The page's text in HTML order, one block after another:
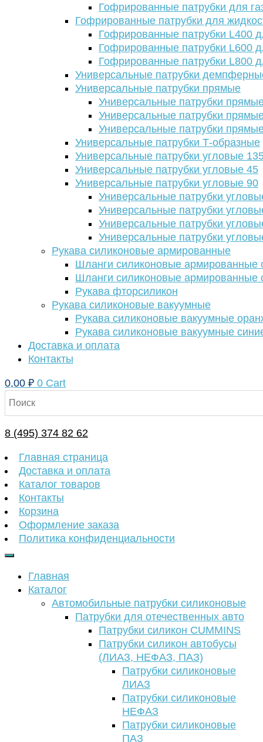
Гофрированные патрубки для
Гофрированные патрубки для
Гофрированные патрубки L400
Гофрированные патрубки L600
Гофрированные патрубки L800
Универсальные патрубки
Универсальные патрубки прямые
Универсальные патрубки
Универсальные патрубки
Универсальные патрубки
Универсальные патрубки Т-образные
Универсальные патрубки угловые
Универсальные патрубки угловые 45
Универсальные патрубки угловые 90
Универсальные патрубки
Универсальные патрубки
Универсальные патрубки
Универсальные патрубки
Рукава силиконовые армированные
Шланги силиконовые армированные
Шланги силиконовые армированные
Рукава фторсиликон
Рукава силиконовые вакуумные
Рукава силиконовые вакуумные
Рукава силиконовые вакуумные
Доставка и оплата
Контакты
0,00 ₽ 0 Cart
8 (495) 374 82 62
Главная страница
Доставка и оплата
Каталог товаров
Контакты
Корзина
Оформление заказа
Политика конфиденциальности
Главная
Каталог
Автомобильные патрубки силиконовые
Патрубки для отечественных авто
Патрубки силикон CUMMINS
Патрубки силикон автобусы
(ЛИАЗ, НЕФАЗ, ПАЗ)
Патрубки силиконовые
ЛИАЗ
Патрубки силиконовые
НЕФАЗ
Патрубки силиконовые
ПАЗ